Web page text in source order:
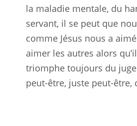
la maladie mentale, du
servant, il se peut que
comme Jésus nous a
aimer les autres alors
triomphe toujours du
peut-être, juste peut-